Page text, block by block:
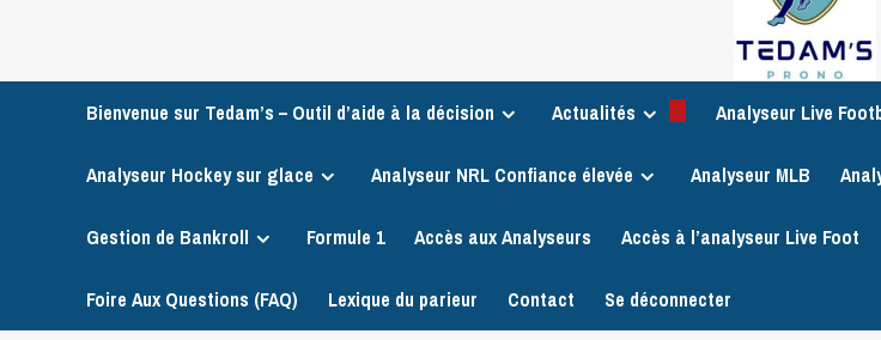
Bienvenue sur Tedam’s – Outil d’aide à la décision Actualités Analyseur Live
Analyseur Hockey sur glace Analyseur NRL Confiance élevée Analyseur MLB
Gestion de Bankroll Formule 1 Accès aux Analyseurs Accès à l’analyseur Live Foot
Foire Aux Questions (FAQ) Lexique du parieur Contact Se déconnecter